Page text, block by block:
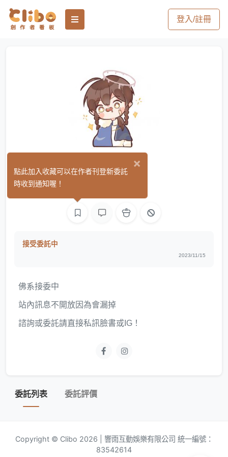
登入/註冊
零弎03
接受委託中
2023/11/15
佛系接委中
站內訊息不開放因為會漏掉
諮詢或委託請直接私訊臉書或IG！
委託列表 委託評價
Copyright © Clibo 2026 | 響雨互動娛樂有限公司 統一編號：
83542614
×
點此加入收藏可以在作者刊登新委託
時收到通知喔！